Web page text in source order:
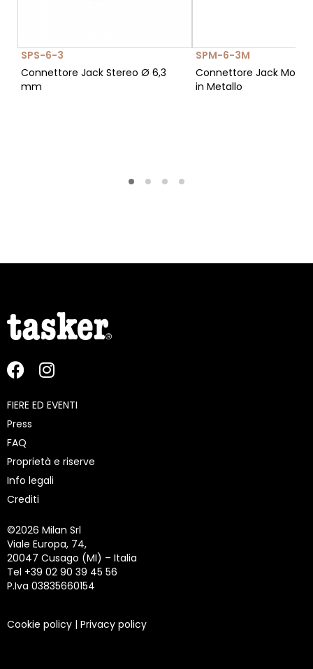
SPS-6-3
Connettore Jack Stereo Ø 6,3
mm
SPM-6-3M
Connettore Jack Mono
in Metallo
FIERE ED EVENTI
Press
FAQ
Proprietà e riserve
Info legali
Crediti
©2026 Milan Srl
Viale Europa, 74,
20047 Cusago (MI) – Italia
Tel +39 02 90 39 45 56
P.Iva 03835660154
Cookie policy | Privacy policy